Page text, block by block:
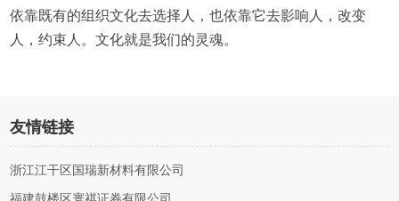
依靠既有的组织文化去选择人，也依靠它去影响人，改变
人，约束人。文化就是我们的灵魂。
友情链接
浙江江干区国瑞新材料有限公司